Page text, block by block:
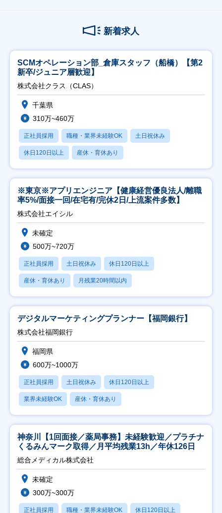
新着求人
SCMオペレーション部_倉庫スタッフ（船橋）【第2
新卒/ジュニア層歓迎】
株式会社クラス（CLAS）
千葉県
310万~460万
正社員採用 職種・業界未経験OK 土日祝休み
休日120日以上 産休・育休あり
※東京※アプリエンジニア【健康経営優良法人/離職
率5%/面接一回/在宅有/完休2日/上流案件多数】
株式会社エイシル
未確定
500万~720万
正社員採用 土日祝休み 休日120日以上
産休・育休あり 月残業20時間以内
デジタルマーケティングプランナー【福岡銀行】
株式会社福岡銀行
福岡県
600万~1000万
正社員採用 土日祝休み 休日120日以上
業界未経験OK 産休・育休あり
神奈川【1回面接／薬局事務】未経験歓迎／プラチナ
くるみんマーク取得／月平均残業13h／年休126日
総合メディカル株式会社
未確定
300万~300万
正社員採用 職種・業界未経験OK 休日120日以上